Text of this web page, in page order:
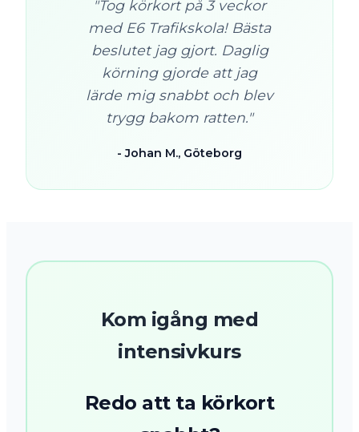
"Tog körkort på 3 veckor
med E6 Trafikskola! Bästa
beslutet jag gjort. Daglig
körning gjorde att jag
lärde mig snabbt och blev
trygg bakom ratten."
- Johan M., Göteborg
Kom igång med
intensivkurs
Redo att ta körkort